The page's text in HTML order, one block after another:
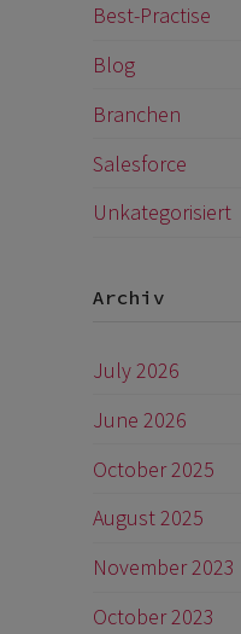
Best-Practise
Blog
Branchen
Salesforce
Unkategorisiert
Archiv
July 2026
June 2026
October 2025
August 2025
November 2023
October 2023